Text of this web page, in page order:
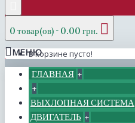
0 товар(ов) - 0.00 грн.
В корзине пусто!
МЕНЮ
ГЛАВНАЯ +
+
ВЫХЛОПНАЯ СИСТЕМА
ДВИГАТЕЛЬ +